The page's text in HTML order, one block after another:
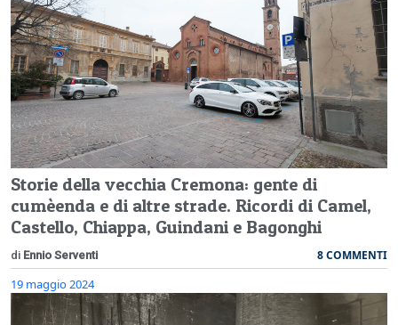
Storie della vecchia Cremona: gente di
cumèenda e di altre strade. Ricordi di Camel,
Castello, Chiappa, Guindani e Bagonghi
di Ennio Serventi 8 COMMENTI
19 maggio 2024